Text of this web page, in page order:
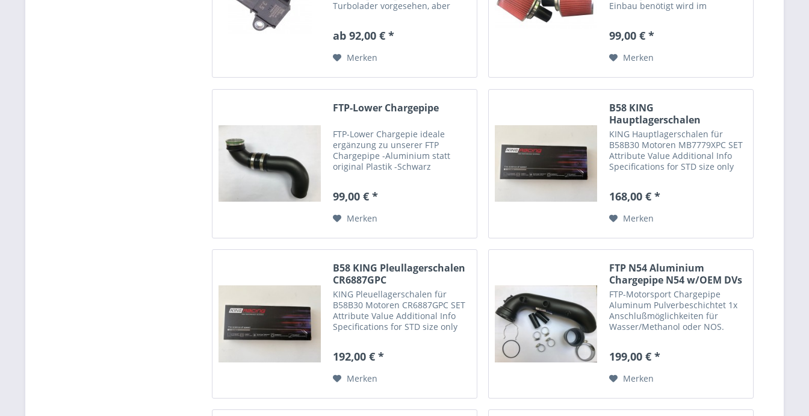
Turbolader vorgesehen, aber
bereich kommen. Nach dem
"TMAP...
ab 92,00 € *
Merken
Einbau benötigt wird im
das die Turbos oben-raus mehr
99,00 € *
Merken
FTP-Lower Chargepipe
FTP-Lower Chargepie ideale
ergänzung zu unserer FTP
Chargepipe -Aluminium statt
original Plastik -Schwarz
99,00 € *
Merken
B58 KING
Hauptlagerschalen
MB7779XPC
KING Hauptlagerschalen für
B58B30 Motoren MB7779XPC SET
Attribute Value Additional Info
Specifications for STD size only
mm Max Thickness 2.499 mm
168,00 € *
Merken
B58 KING Pleullagerschalen
CR6887GPC
KING Pleuellagerschalen für
B58B30 Motoren CR6887GPC SET
Attribute Value Additional Info
Specifications for STD size only
19.568 mm Max Thickness 1.786
192,00 € *
Merken
FTP N54 Aluminium
Chargepipe N54 w/OEM DVs
FTP-Motorsport Chargepipe
Aluminum Pulverbeschichtet 1x
Anschlußmöglichkeiten für
Wasser/Methanol oder NOS.
Coupe 135i • 2008-2010 E88
Coupe BMW 3...
199,00 € *
Merken